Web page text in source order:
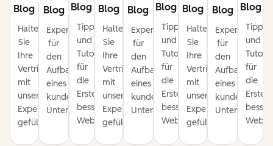
Blog
Halten
Sie
Ihre
Vertriebspipeline
mit
unseren
Expertentipps
gefüllt.
Blog
Expertentipps
für
den
Aufbau
eines
kundenorientierten
Unternehmens.
Blog
Tipps
und
Tutorials
für
die
Erstellung
besserer
Websites.
Blog
Halten
Sie
Ihre
Vertriebspipeline
mit
unseren
Expertentipps
gefüllt.
Blog
Expertentipps
für
den
Aufbau
eines
kundenorientierten
Unternehmens.
Blog
Tipps
und
Tutorials
für
die
Erstellung
besserer
Websites.
Blog
Halten
Sie
Ihre
Vertriebspipeline
mit
unseren
Expertentipps
gefüllt.
Blog
Expertentipps
für
den
Aufbau
eines
Blog
Tipps
und
für
die